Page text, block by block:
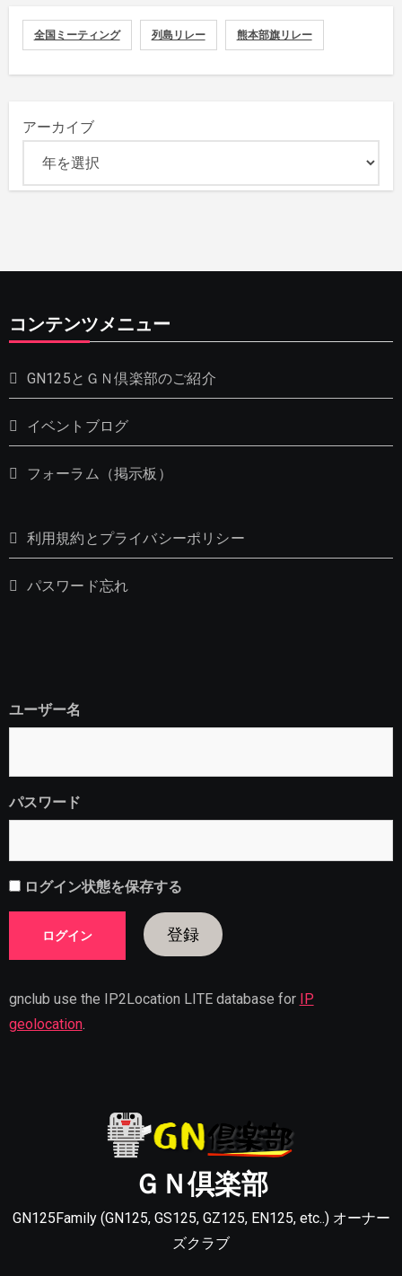
全国ミーティング 列島リレー 熊本部旗リレー
アーカイブ
コンテンツメニュー
GN125とＧＮ倶楽部のご紹介
イベントブログ
フォーラム（掲示板）
利用規約とプライバシーポリシー
パスワード忘れ
ユーザー名
パスワード
ログイン状態を保存する
登録
gnclub use the IP2Location LITE database for IP
geolocation.
ＧＮ倶楽部
GN125Family (GN125, GS125, GZ125, EN125, etc..) オーナー
ズクラブ